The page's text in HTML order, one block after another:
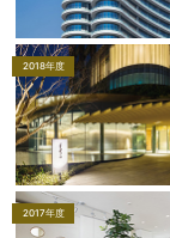
2018年度
2017年度